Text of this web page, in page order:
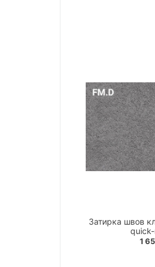
Затирка швов
1